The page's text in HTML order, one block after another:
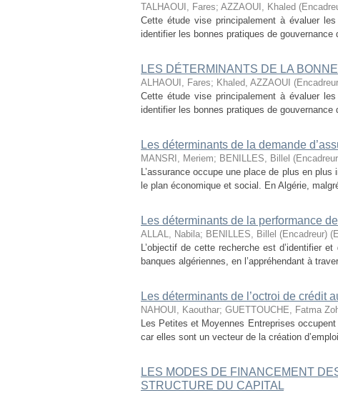
TALHAOUI, Fares; AZZAOUI, Khaled
Cette étude vise principalement à évaluer
identifier les bonnes pratiques de
LES DÉTERMINANTS DE LA
ALHAOUI, Fares; Khaled, AZZAOUI
Cette étude vise principalement à évaluer
identifier les bonnes pratiques de
Les déterminants de la demande
MANSRI, Meriem; BENILLES, Billel
L’assurance occupe une place de plus en
le plan économique et social. En Algérie,
Les déterminants de la performance
ALLAL, Nabila; BENILLES, Billel (Encadreur) (
L’objectif de cette recherche est d’identifier
banques algériennes, en l’appréhendant à
Les déterminants de l’octroi de crédit
NAHOUI, Kaouthar; GUETTOUCHE, Fatma
Les Petites et Moyennes Entreprises
car elles sont un vecteur de la création
LES MODES DE FINANCEMENT
STRUCTURE DU CAPITAL